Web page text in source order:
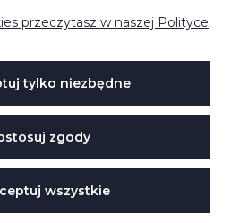
  
Shoper.pl
przeczytasz w naszej Polityce
tylko niezbędne
zgody
wszystkie